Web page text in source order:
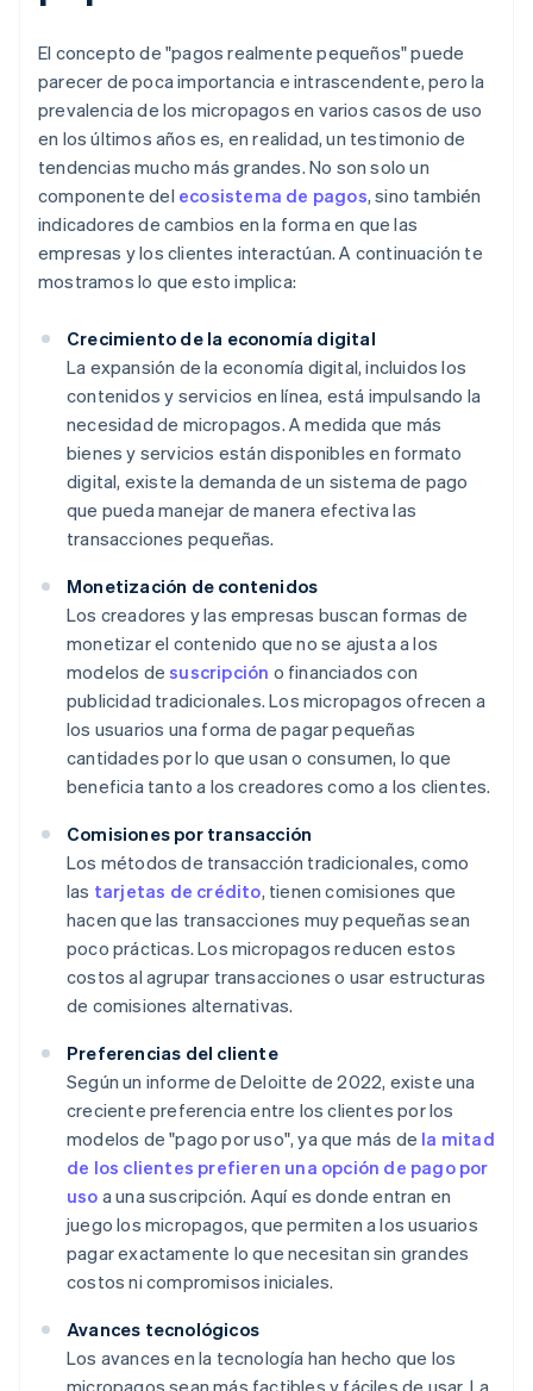
El concepto de "pagos realmente pequeños" puede
parecer de poca importancia e intrascendente, pero la
prevalencia de los micropagos en varios casos de uso
en los últimos años es, en realidad, un testimonio de
tendencias mucho más grandes. No son solo un
componente del ecosistema de pagos, sino también
indicadores de cambios en la forma en que las
empresas y los clientes interactúan. A continuación te
mostramos lo que esto implica:
Crecimiento de la economía digital
La expansión de la economía digital, incluidos los
contenidos y servicios en línea, está impulsando la
necesidad de micropagos. A medida que más
bienes y servicios están disponibles en formato
digital, existe la demanda de un sistema de pago
que pueda manejar de manera efectiva las
transacciones pequeñas.
Monetización de contenidos
Los creadores y las empresas buscan formas de
monetizar el contenido que no se ajusta a los
modelos desuscripción o financiados con
publicidad tradicionales. Los micropagos ofrecen a
los usuarios una forma de pagar pequeñas
cantidades por lo que usan o consumen, lo que
beneficia tanto a los creadores como a los clientes.
Comisiones por transacción
Los métodos de transacción tradicionales, como
las tarjetas de crédito, tienen comisiones que
hacen que las transacciones muy pequeñas sean
poco prácticas. Los micropagos reducen estos
costos al agrupar transacciones o usar estructuras
de comisiones alternativas.
Preferencias del cliente
Según un informe de Deloitte de 2022, existe una
creciente preferencia entre los clientes por los
modelos de "pago por uso", ya que más de la mitad
de los clientes prefieren una opción de pago por
uso a una suscripción. Aquí es donde entran en
juego los micropagos, que permiten a los usuarios
pagar exactamente lo que necesitan sin grandes
costos ni compromisos iniciales.
Avances tecnológicos
Los avances en la tecnología han hecho que los